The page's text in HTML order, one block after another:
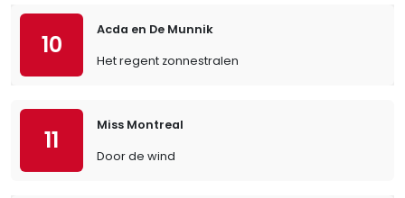
10
Acda en De Munnik
Het regent zonnestralen
11
Miss Montreal
Door de wind